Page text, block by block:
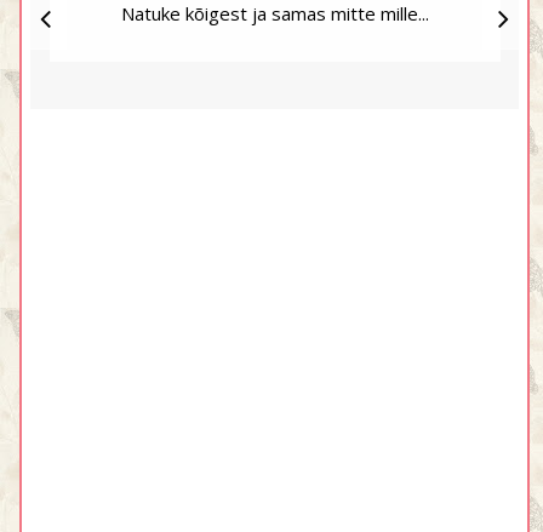
Natuke kõigest ja samas mitte mille...